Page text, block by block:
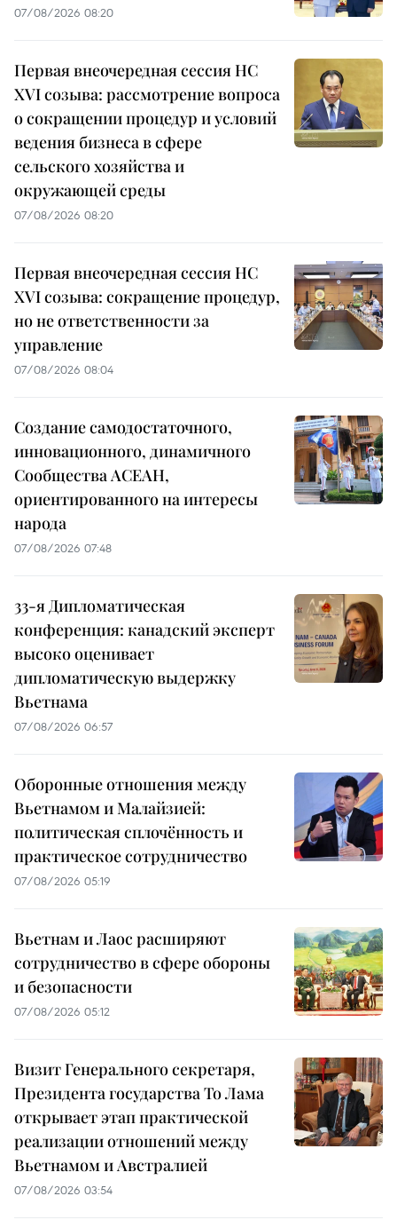
07/08/2026 08:20
Первая внеочередная сессия НС
XVI созыва: рассмотрение вопроса
о сокращении процедур и условий
ведения бизнеса в сфере
сельского хозяйства и
окружающей среды
07/08/2026 08:20
Первая внеочередная сессия НС
XVI созыва: сокращение процедур,
но не ответственности за
управление
07/08/2026 08:04
Создание самодостаточного,
инновационного, динамичного
Сообщества АСЕАН,
ориентированного на интересы
народа
07/08/2026 07:48
33-я Дипломатическая
конференция: канадский эксперт
высоко оценивает
дипломатическую выдержку
Вьетнама
07/08/2026 06:57
Оборонные отношения между
Вьетнамом и Малайзией:
политическая сплочённость и
практическое сотрудничество
07/08/2026 05:19
Вьетнам и Лаос расширяют
сотрудничество в сфере обороны
и безопасности
07/08/2026 05:12
Визит Генерального секретаря,
Президента государства То Лама
открывает этап практической
реализации отношений между
Вьетнамом и Австралией
07/08/2026 03:54